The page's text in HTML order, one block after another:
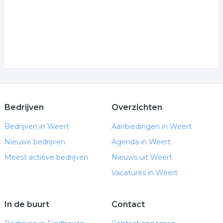
Bedrijven
Bedrijven in Weert
Nieuwe bedrijven
Meest actieve bedrijven
Overzichten
Aanbiedingen in Weert
Agenda in Weert
Nieuws uit Weert
Vacatures in Weert
In de buurt Contact